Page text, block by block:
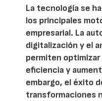
La tecnología se
los principales
empresarial. La
digitalización y el
permiten optimizar
eficiencia y
embargo, el éxito
transformaciones